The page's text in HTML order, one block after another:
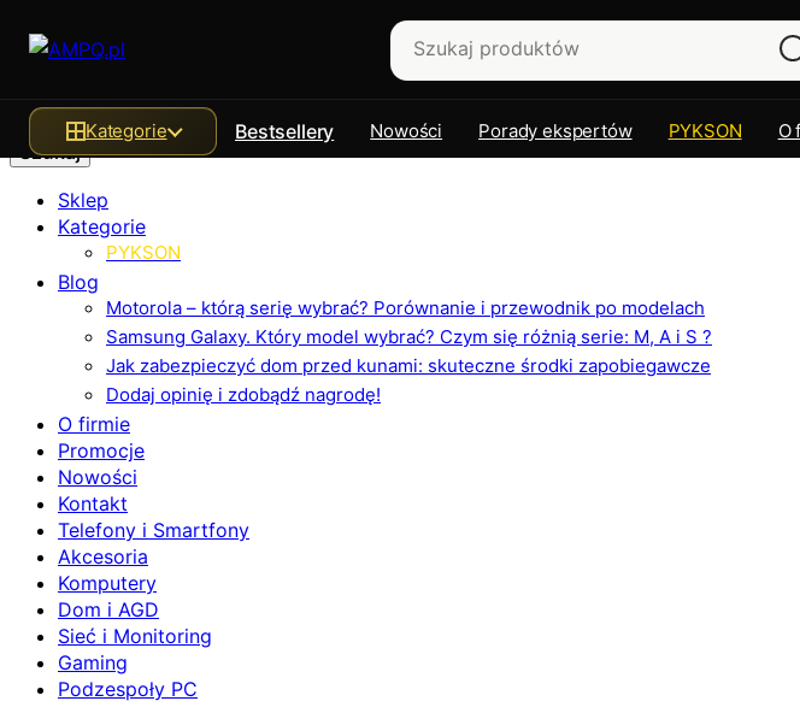
Szukaj
Sklep
Kategorie
PYKSON
Blog
Motorola – którą serię wybrać? Porównanie i przewodnik po modelach
Samsung Galaxy. Który model wybrać? Czym się różnią serie: M, A i S ?
Jak zabezpieczyć dom przed kunami: skuteczne środki zapobiegawcze
Dodaj opinię i zdobądź nagrodę!
O firmie
Promocje
Nowości
Kontakt
Telefony i Smartfony
Akcesoria
Komputery
Dom i AGD
Sieć i Monitoring
Gaming
Podzespoły PC
Kategorie Bestsellery Nowości Porady ekspertów PYKSON O